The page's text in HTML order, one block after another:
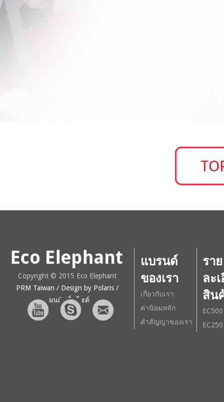
Copyright © 2015 Eco Elephant
PRM Taiwan / Design by Polaris/
แผนผังเว็บไซต์
แบรนด์
ของเรา
เกี่ยวกับเรา
ค่านิยมหลัก
คำสัญญาของเรา
ราย
ละ
สิน
EC500
EC250